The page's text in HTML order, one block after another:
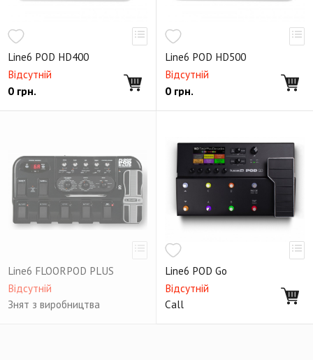
Line6 POD HD400
Відсутній
0 грн.
Line6 POD HD500
Відсутній
0 грн.
Line6 FLOORPOD PLUS
Відсутній
Знят з виробництва
Line6 POD Go
Відсутній
Call